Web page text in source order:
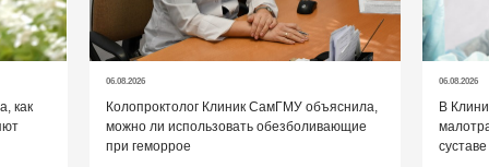
как
06.08.2026
Колопроктолог Клиник СамГМУ объяснила,
можно ли использовать обезболивающие
при геморрое
06.08.2026
В
суставе